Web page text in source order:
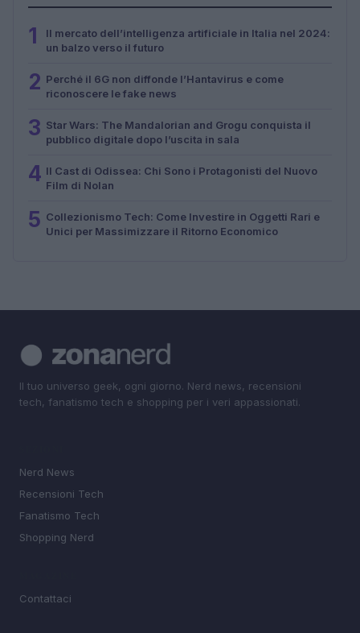
1
Il mercato dell’intelligenza artificiale in Italia nel 2024:
un balzo verso il futuro
2 Perché il 6G non diffonde l’Hantavirus e come
riconoscere le fake news
3 Star Wars: The Mandalorian and Grogu conquista il
pubblico digitale dopo l’uscita in sala
4 Il Cast di Odissea: Chi Sono i Protagonisti del Nuovo
Film di Nolan
5 Collezionismo Tech: Come Investire in Oggetti Rari e
Unici per Massimizzare il Ritorno Economico
Il tuo universo geek, ogni giorno. Nerd news, recensioni
tech, fanatismo tech e shopping per i veri appassionati.
Nerd News
Recensioni Tech
Fanatismo Tech
Shopping Nerd
Contattaci